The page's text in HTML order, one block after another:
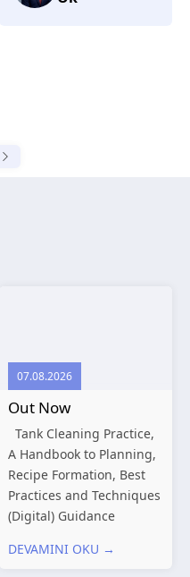
07.08.2026
Out Now
Tank Cleaning Practice,
A Handbook to Planning,
Recipe Formation, Best
Practices and Techniques
(Digital) Guidance
Structures – Consolidated
DEVAMINI OKU →